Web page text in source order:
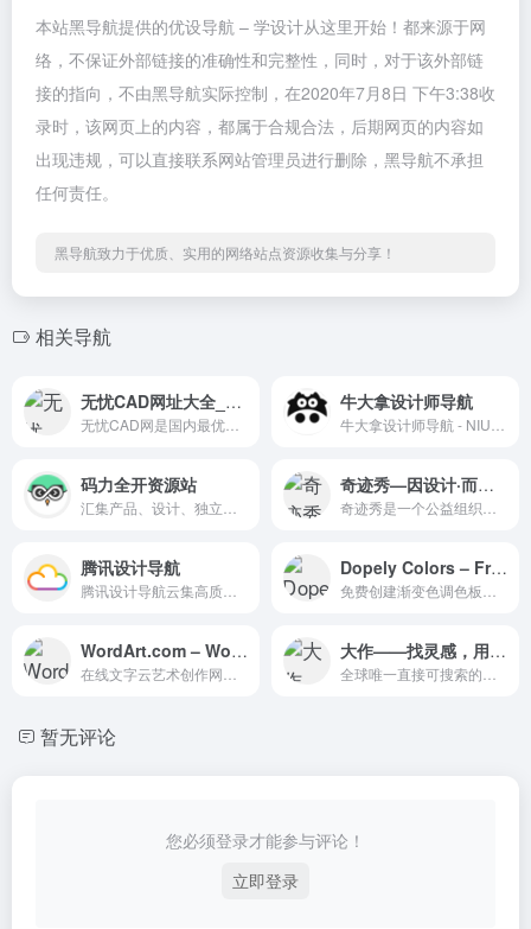
本站黑导航提供的优设导航 – 学设计从这里开始！都来源于网
络，不保证外部链接的准确性和完整性，同时，对于该外部链
接的指向，不由黑导航实际控制，在2020年7月8日 下午3:38收
录时，该网页上的内容，都属于合规合法，后期网页的内容如
出现违规，可以直接联系网站管理员进行删除，黑导航不承担
任何责任。
黑导航致力于优质、实用的网络站点资源收集与分享！
相关导航
无忧CAD网址大全_CAD网站第一导航 牛大拿设计师导航
码力全开资源站 奇迹秀—因设计·而美丽
腾讯设计导航 Dopely Colors – Free Color Palette Generator
WordArt.com – Word Cloud Art Creator 大作——找灵感，用大作
暂无评论
您必须登录才能参与评论！
立即登录